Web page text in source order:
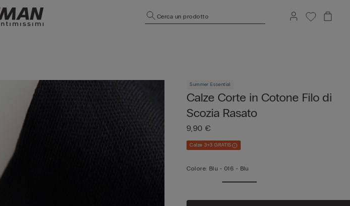
Cerca un prodotto
Summer Essential
Calze Corte in Cotone Filo di
Scozia Rasato
9,90 €
Calze 3+3 GRATIS
Colore: Blu - 016 - Blu